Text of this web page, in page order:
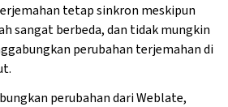
tetap sinkron meskipun
sangat berbeda, dan tidak mungkin
perubahan terjemahan di
perubahan dari Weblate,